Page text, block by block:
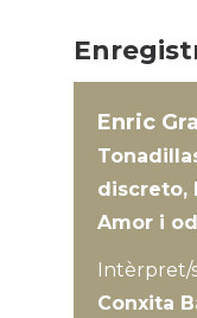
Enric
discreto,
Amor i
Intèrpret/
Conxita